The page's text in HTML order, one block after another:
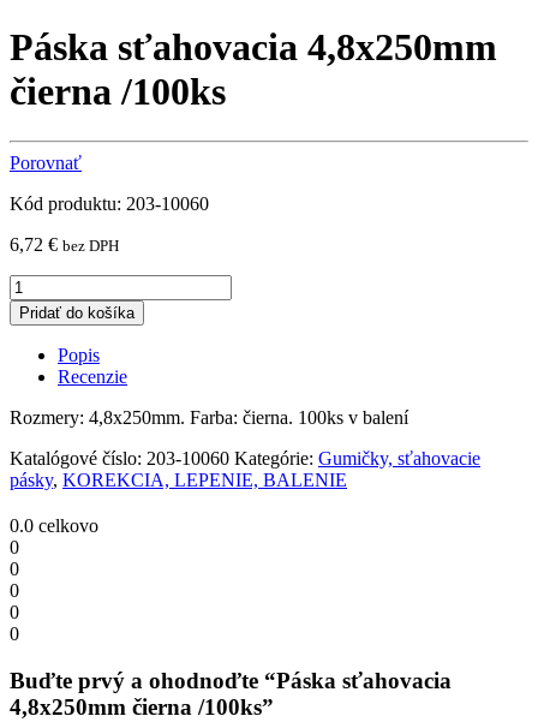
Páska sťahovacia 4,8x250mm
čierna /100ks
Porovnať
Kód produktu: 203-10060
6,72 € bez DPH
Páska
sťahovacia
4,8x250mm
čierna
/100ks
quantity
Pridať do košíka
Popis
Recenzie
Rozmery: 4,8x250mm. Farba: čierna. 100ks v balení
Katalógové číslo: 203-10060 Kategórie: Gumičky, sťahovacie
pásky, KOREKCIA, LEPENIE, BALENIE
0.0 celkovo
0
0
0
0
0
Buďte prvý a ohodnoďte “Páska sťahovacia
4,8x250mm čierna /100ks”